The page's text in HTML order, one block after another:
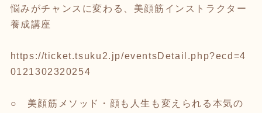
悩みがチャンスに変わる、美顔筋インストラクター
養成講座
https://ticket.tsuku2.jp/eventsDetail.php?ecd=4
0121302320254
○ 美顔筋メソッド・顔も人生も変えられる本気の